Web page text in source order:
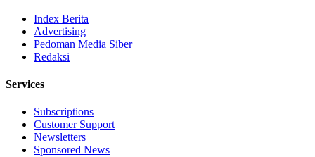
Index Berita
Advertising
Pedoman Media Siber
Redaksi
Services
Subscriptions
Customer Support
Newsletters
Sponsored News